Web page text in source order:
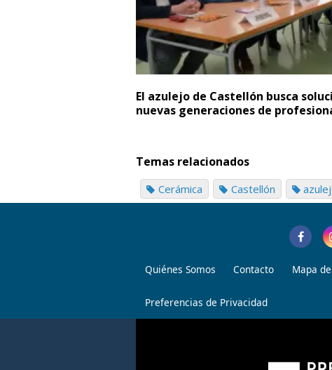
El azulejo de Castellón busca
nuevas generaciones de
Temas relacionados
Cerámica Castellón
Quiénes Somos Contacto Mapa
Preferencias de Privacidad